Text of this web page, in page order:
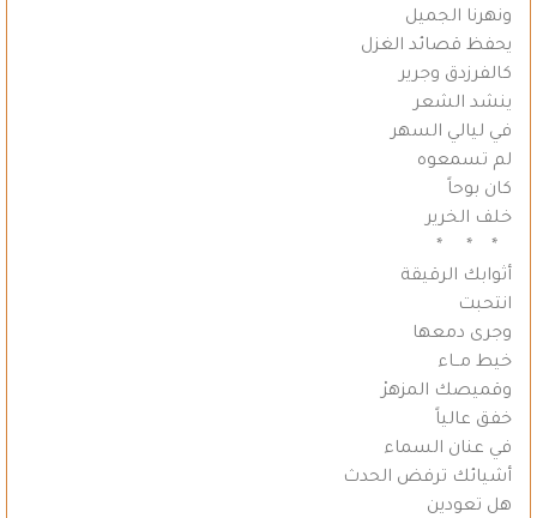
ونهرنا الجميل
يحفظ قصائد الغزل
كالفرزدق وجرير
ينشد الشعر
في ليالي السهر
لم تسمعوه
كان بوحاً
خلف الخرير
* * *
أثوابك الرقيقة
انتحبت
وجرى دمعها
خيط مــاء
وقميصك المزهرْ
خفق عالياً
في عنان السماء
أشيائك ترفض الحدث
هل تعودين